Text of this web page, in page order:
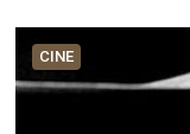
CINE